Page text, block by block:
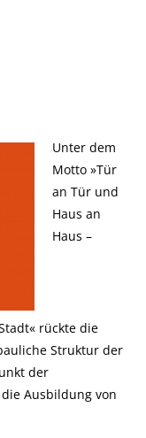
Unter dem
Motto »Tür
an Tür und
Haus an
Haus –
rückte die
Struktur der
der
Ausbildung von